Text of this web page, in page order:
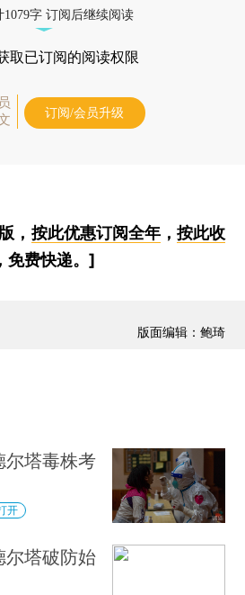
1079字 订阅后继续阅读
取已订阅的阅读权限
订阅/会员升级
， 按此优惠订阅全年， 按此收
免费快递。]
版面编辑：鲍琦
尔塔毒株考
开
尔塔破防始